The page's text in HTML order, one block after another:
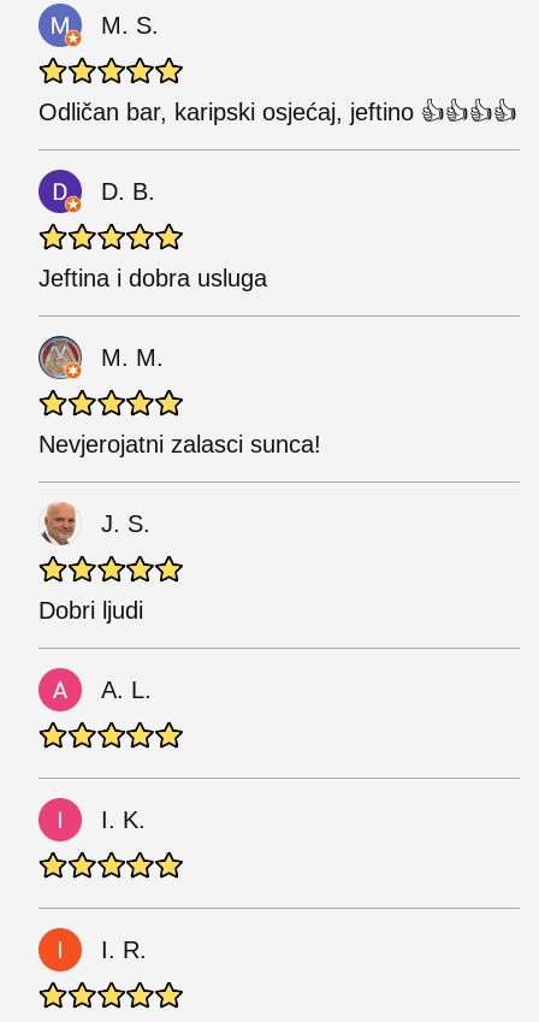
M. S.
Odličan bar, karipski osjećaj, jeftino 👍👍👍👍
D. B.
Jeftina i dobra usluga
M. M.
Nevjerojatni zalasci sunca!
J. S.
Dobri ljudi
A. L.
I. K.
I. R.